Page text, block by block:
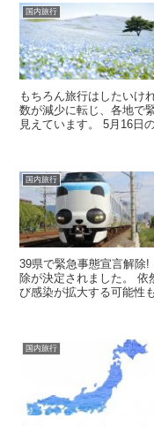
国内旅行
もちろん旅行はしたいけ
数が減少に転じ、各地で
見えています。 5月16日
国内旅行
39県で緊急事態宣言解除
除が決定されました。
び感染が拡大する可能性
国内旅行